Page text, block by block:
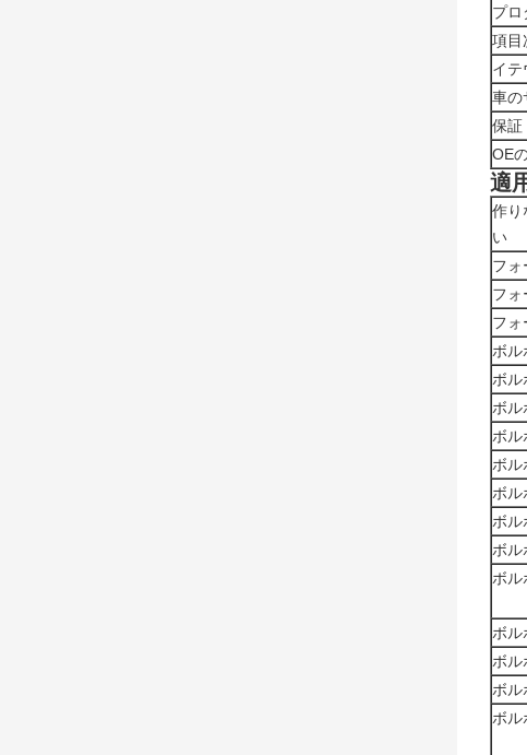
プロ
項目
イテ
車の
保証
OE
適
作り
い
フォ
フォ
フォ
ボル
ボル
ボル
ボル
ボル
ボル
ボル
ボル
ボル
ボル
ボル
ボル
ボル